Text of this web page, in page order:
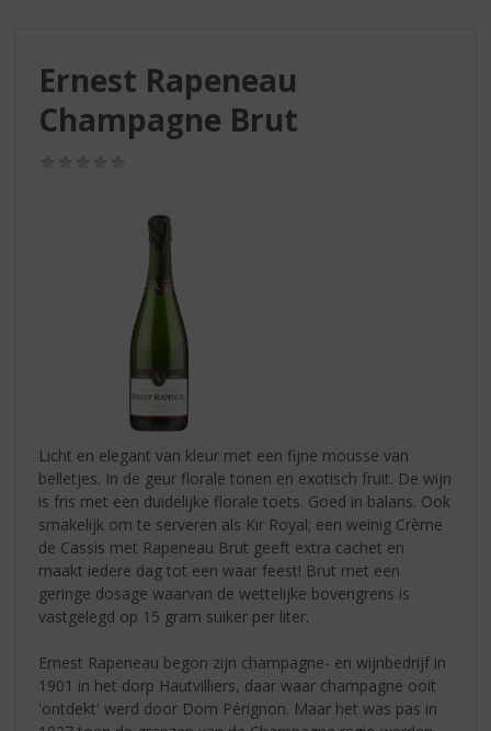
Ernest Rapeneau
Champagne Brut
Licht en elegant van kleur met een fijne mousse van
belletjes. In de geur florale tonen en exotisch fruit. De wijn
is fris met een duidelijke florale toets. Goed in balans. Ook
smakelijk om te serveren als Kir Royal; een weinig Crème
de Cassis met Rapeneau Brut geeft extra cachet en
maakt iedere dag tot een waar feest! Brut met een
geringe dosage waarvan de wettelijke bovengrens is
vastgelegd op 15 gram suiker per liter.
Ernest Rapeneau begon zijn champagne- en wijnbedrijf in
1901 in het dorp Hautvilliers, daar waar champagne ooit
'ontdekt' werd door Dom Pérignon. Maar het was pas in